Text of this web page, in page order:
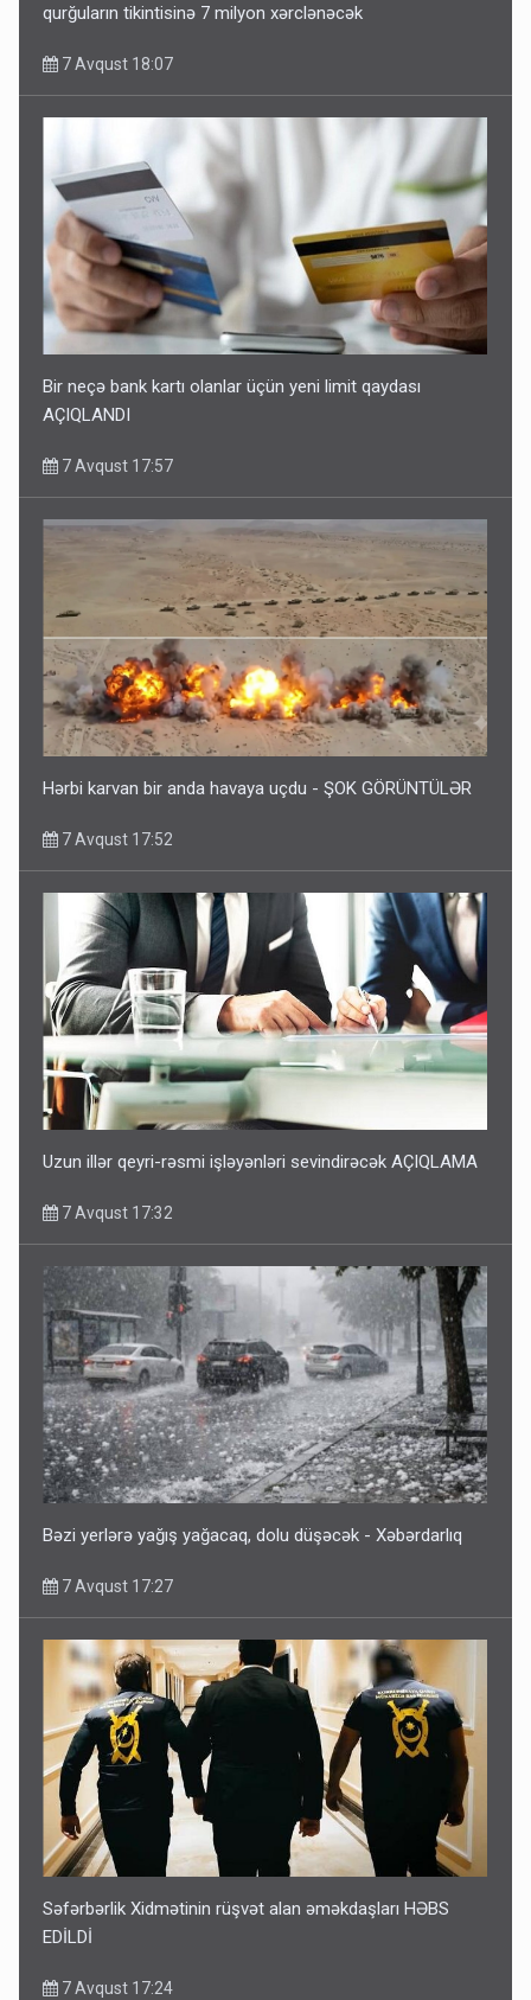
qurğuların tikintisinə 7 milyon xərclənəcək
7 Avqust 18:07
Bir neçə bank kartı olanlar üçün yeni limit qaydası
AÇIQLANDI
7 Avqust 17:57
Hərbi karvan bir anda havaya uçdu - ŞOK GÖRÜNTÜLƏR
7 Avqust 17:52
Uzun illər qeyri-rəsmi işləyənləri sevindirəcək AÇIQLAMA
7 Avqust 17:32
Bəzi yerlərə yağış yağacaq, dolu düşəcək - Xəbərdarlıq
7 Avqust 17:27
Səfərbərlik Xidmətinin rüşvət alan əməkdaşları HƏBS
EDİLDİ
7 Avqust 17:24